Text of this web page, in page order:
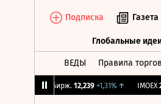
Подписка Газета
Глобальные
ВЕДЫ Правила
CNY Бирж. 12,239 +1,31%↑ IMOEX 2